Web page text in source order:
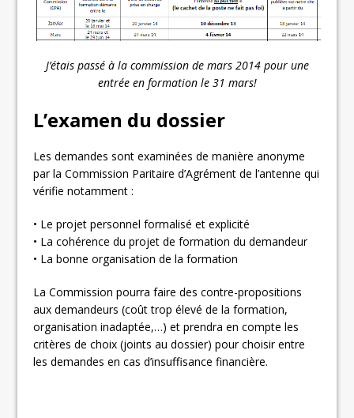
J’étais passé à la commission de mars 2014 pour une
entrée en formation le 31 mars!
L’examen du dossier
Les demandes sont examinées de manière anonyme
par la Commission Paritaire d’Agrément de l’antenne qui
vérifie notamment :
• Le projet personnel formalisé et explicité
• La cohérence du projet de formation du demandeur
• La bonne organisation de la formation
La Commission pourra faire des contre-propositions
aux demandeurs (coût trop élevé de la formation,
organisation inadaptée,…) et prendra en compte les
critères de choix (joints au dossier) pour choisir entre
les demandes en cas d’insuffisance financière.